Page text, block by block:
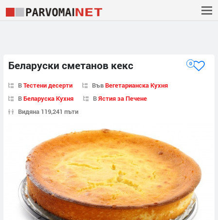
Беларуски сметанов кекс 0
ВТестени десерти ВъвВегетарианска Кухня
ВБеларуска Кухня ВЯстия за Печене
Видяна 119,241 пъти